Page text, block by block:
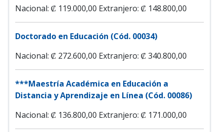
Nacional: ₡ 119.000,00 Extranjero: ₡ 148.800,00
Doctorado en Educación (Cód. 00034)
Nacional: ₡ 272.600,00 Extranjero: ₡ 340.800,00
***Maestría Académica en Educación a
Distancia y Aprendizaje en Línea (Cód. 00086)
Nacional: ₡ 136.800,00 Extranjero: ₡ 171.000,00